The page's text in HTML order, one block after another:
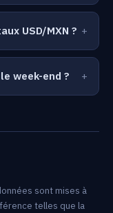
USD/MXN ?
week-end ?
sont mises à
telles que la